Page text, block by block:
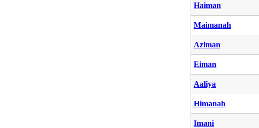
Haiman
Maimanah
Aziman
Eiman
Aaliya
Himanah
Imani